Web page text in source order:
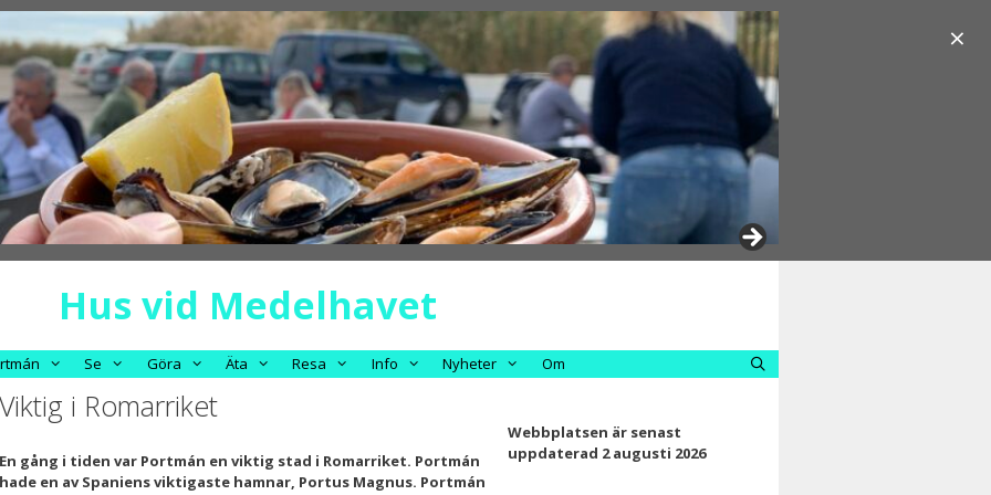
Hus vid Medelhavet
Se Göra Äta Resa Info Nyheter Om
Viktig i Romarriket
En gång i tiden var Portmán en viktig stad i Romarriket. Portmán
hade en av Spaniens viktigaste hamnar, Portus Magnus. Portmán
Webbplatsen är senast
uppdaterad 2 augusti 2026
×